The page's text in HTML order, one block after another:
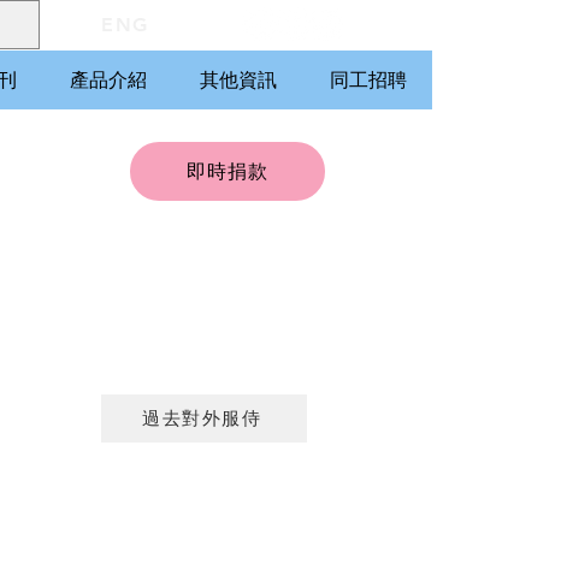
即時捐款
產品介紹 其他資訊 同工招聘
過去對外服侍